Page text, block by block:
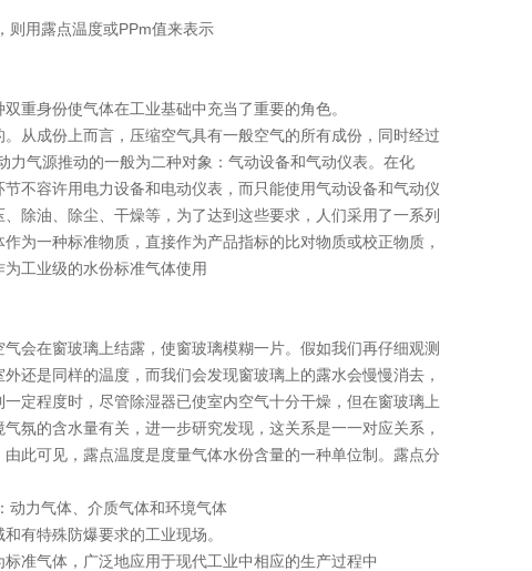
则用露点温度或PPm值来表示
重身份使气体在工业基础中充当了重要的角色。
从成份上而言，压缩空气具有一般空气的所有成份，同时经过
气源推动的一般为二种对象：气动设备和气动仪表。在化
不容许用电力设备和电动仪表，而只能使用气动设备和气动仪
除油、除尘、干燥等，为了达到这些要求，人们采用了一系列
为一种标准物质，直接作为产品指标的比对物质或校正物质，
工业级的水份标准气体使用
会在窗玻璃上结露，使窗玻璃模糊一片。假如我们再仔细观测
还是同样的温度，而我们会发现窗玻璃上的露水会慢慢消去，
定程度时，尽管除湿器已使室内空气十分干燥，但在窗玻璃上
氛的含水量有关，进一步研究发现，这关系是一一对应关系，
此可见，露点温度是度量气体水份含量的一种单位制。露点分
动力气体、介质气体和环境气体
有特殊防爆要求的工业现场。
准气体，广泛地应用于现代工业中相应的生产过程中